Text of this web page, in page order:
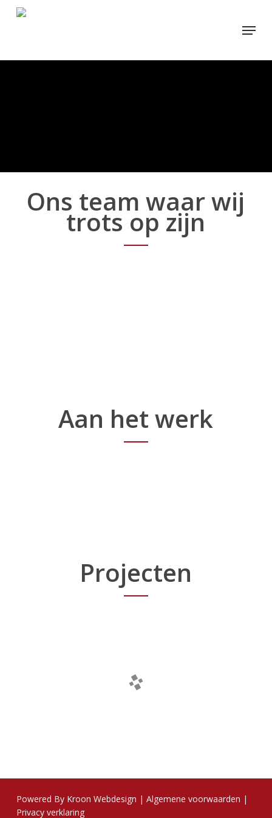
Skip
content
Menu
Ons team waar wij
trots op zijn
Aan het werk
Projecten
Powered By Kroon Webdesign | Algemene voorwaarden |
Privacy verklaring